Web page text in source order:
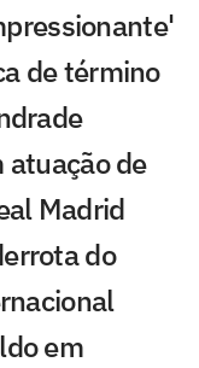
de término
atuação de
Madrid
do
em